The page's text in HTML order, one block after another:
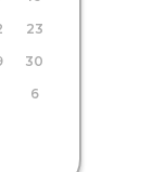
23
30
6